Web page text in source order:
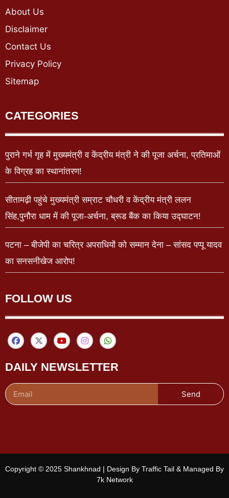
About Us
Disclaimer
Contact Us
Privacy Policy
Sitemap
CATEGORIES
पुराने गर्भ गृह में मुख्यमंत्री व केंद्रीय मंत्री ने की पूजा अर्चना, प्रतिमाओं
के विग्रह का स्थानांतरण!
सीतामढ़ी पहुंचे मुख्यमंत्री सम्राट चौधरी व केंद्रीय मंत्री ललन
सिंह,पुनौरा धाम में की पूजा-अर्चना, ब्रूड बैंक का किया उद्घाटन!
पटना – बीजेपी का चरित्र अपराधियों को सम्मान देना – सांसद पप्पू यादव
का सनसनीखेज आरोप!
FOLLOW US
DAILY NEWSLETTER
Send
Copyright © 2025 Shankhnad | Design By Traffic Tail & Managed By
7k Network